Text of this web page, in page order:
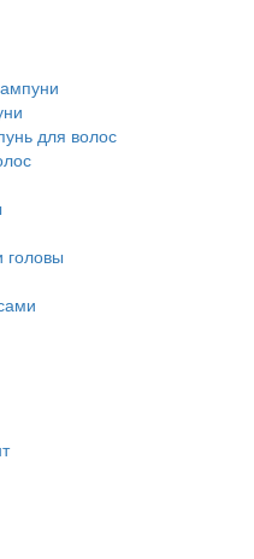
для волос
головы